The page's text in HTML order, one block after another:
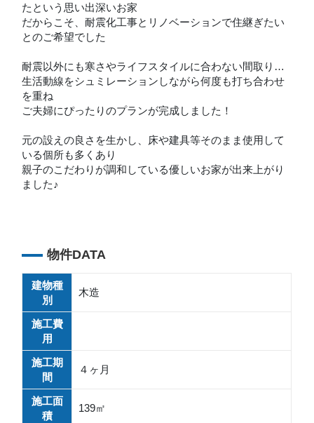
たという思い出深いお家
だからこそ、耐震化工事とリノベーションで住継ぎたい
とのご希望でした
耐震以外にも寒さやライフスタイルに合わない間取り…
生活動線をシュミレーションしながら何度も打ち合わせ
を重ね
ご夫婦にぴったりのプランが完成しました！
元の設えの良さを生かし、床や建具等そのまま使用して
いる個所も多くあり
親子のこだわりが調和している優しいお家が出来上がり
ました♪
物件DATA
建物種
別
木造
施工費
用
施工期
間
４ヶ月
施工面
積
139㎡